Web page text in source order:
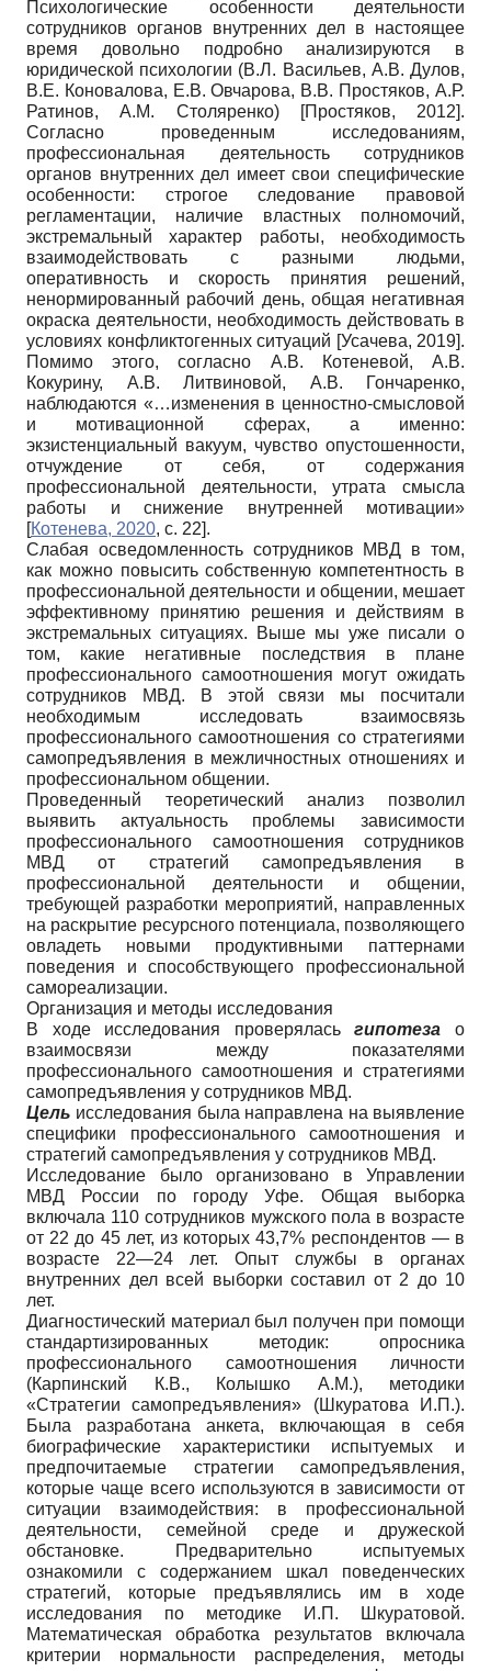
Психологические особенности деятельности
сотрудников органов внутренних дел в настоящее
время довольно подробно анализируются в
юридической психологии (В.Л. Васильев, А.В. Дулов,
В.Е. Коновалова, Е.В. Овчарова, В.В. Простяков, А.Р.
Ратинов, А.М. Столяренко)
[Простяков, 2012].
Согласно проведенным исследованиям,
профессиональная деятельность сотрудников
органов внутренних дел имеет свои специфические
особенности: строгое следование правовой
регламентации, наличие властных полномочий,
экстремальный характер работы, необходимость
взаимодействовать с разными людьми,
оперативность и скорость принятия решений,
ненормированный рабочий день, общая негативная
окраска деятельности, необходимость действовать в
условиях конфликтогенных ситуаций [Усачева, 2019].
Помимо этого, согласно А.В. Котеневой, А.В.
Кокурину, А.В. Литвиновой, А.В. Гончаренко,
наблюдаются «…изменения в ценностно-смысловой
и мотивационной сферах, а именно:
экзистенциальный вакуум, чувство опустошенности,
отчуждение от себя, от содержания
профессиональной деятельности, утрата смысла
работы и снижение внутренней мотивации»
[Котенева, 2020, с. 22].
Слабая осведомленность сотрудников МВД в том,
как можно повысить собственную компетентность в
профессиональной деятельности и общении, мешает
эффективному принятию решения и действиям в
экстремальных ситуациях. Выше мы уже писали о
том, какие негативные последствия в плане
профессионального самоотношения могут ожидать
сотрудников МВД. В этой связи мы посчитали
необходимым исследовать взаимосвязь
профессионального самоотношения со стратегиями
самопредъявления в межличностных отношениях и
профессиональном общении.
Проведенный теоретический анализ позволил
выявить актуальность проблемы зависимости
профессионального самоотношения сотрудников
МВД от стратегий самопредъявления в
профессиональной деятельности и общении,
требующей разработки мероприятий, направленных
на раскрытие ресурсного потенциала, позволяющего
овладеть новыми продуктивными паттернами
поведения и способствующего профессиональной
самореализации.
Организация и методы исследования
В ходе исследования проверяласьгипотеза о
взаимосвязи между показателями
профессионального самоотношения и стратегиями
самопредъявления у сотрудников МВД.
Цель исследования была направлена на выявление
специфики профессионального самоотношения и
стратегий самопредъявления у сотрудников МВД.
Исследование было организовано в Управлении
МВД России по городу Уфе. Общая выборка
включала 110 сотрудников мужского пола в возрасте
от 22 до 45 лет, из которых 43,7% респондентов — в
возрасте 22—24 лет. Опыт службы в органах
внутренних дел всей выборки составил от 2 до 10
лет.
Диагностический материал был получен при помощи
стандартизированных методик: опросника
профессионального самоотношения личности
(Карпинский К.В., Колышко А.М.), методики
«Стратегии самопредъявления» (Шкуратова И.П.).
Была разработана анкета, включающая в себя
биографические характеристики испытуемых и
предпочитаемые стратегии самопредъявления,
которые чаще всего используются в зависимости от
ситуации взаимодействия: в профессиональной
деятельности, семейной среде и дружеской
обстановке. Предварительно испытуемых
ознакомили с содержанием шкал поведенческих
стратегий, которые предъявлялись им в ходе
исследования по методике И.П. Шкуратовой.
Математическая обработка результатов включала
критерии нормальности распределения, методы